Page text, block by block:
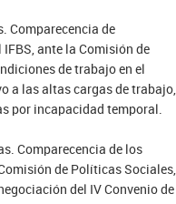
Comparecencia de
ante la Comisión de
de trabajo en el
a las altas cargas de trabajo,
por incapacidad temporal.
Comparecencia de los
de Políticas Sociales,
del IV Convenio de